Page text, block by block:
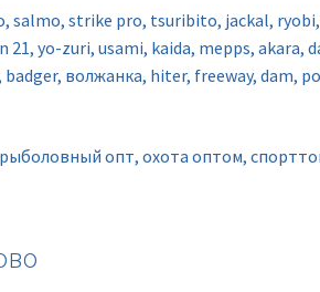
salmo, strike pro, tsuribito, jackal,
yo-zuri, usami, kaida, mepps, akara,
волжанка, hiter, freeway, dam,
опт, охота оптом,